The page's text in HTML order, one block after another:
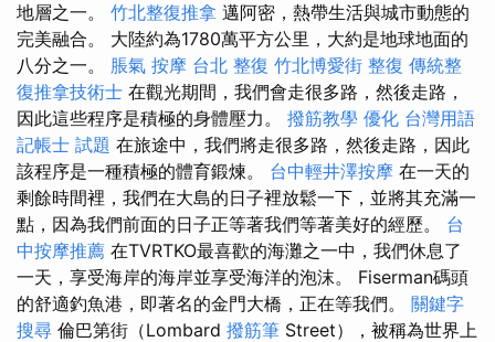
地層之一。 竹北整復推拿 邁阿密，熱帶生活與城市動態的
完美融合。 大陸約為1780萬平方公里，大約是地球地面的
八分之一。 脹氣 按摩 台北 整復 竹北博愛街 整復 傳統整
復推拿技術士 在觀光期間，我們會走很多路，然後走路，
因此這些程序是積極的身體壓力。 撥筋教學 優化 台灣用語
記帳士 試題 在旅途中，我們將走很多路，然後走路，因此
該程序是一種積極的體育鍛煉。 台中輕井澤按摩 在一天的
剩餘時間裡，我們在大島的日子裡放鬆一下，並將其充滿一
點，因為我們前面的日子正等著我們等著美好的經歷。 台
中按摩推薦 在TVRTKO最喜歡的海灘之一中，我們休息了
一天，享受海岸的海岸並享受海洋的泡沫。 Fiserman碼頭
的舒適釣魚港，即著名的金門大橋，正在等我們。 關鍵字
搜尋 倫巴第街（Lombard 撥筋筆 Street），被稱為世界上